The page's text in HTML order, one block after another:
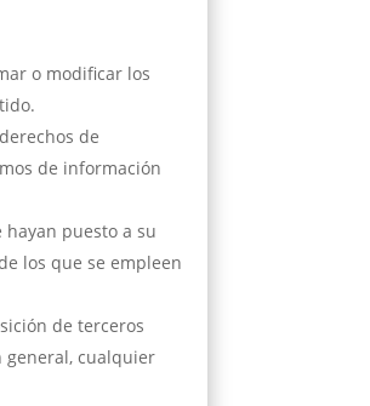
o modificar los
de
de información
puesto a su
los que se empleen
de terceros
general, cualquier